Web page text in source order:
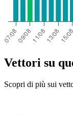
Vettori su
Scopri di più sui